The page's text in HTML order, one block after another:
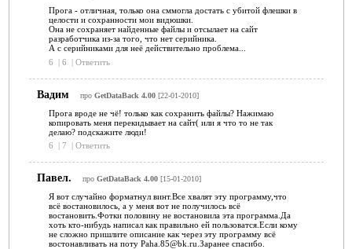
Прога - отличная, только она сммогла достать с убитой флешки в
целости и сохранности мои видюшки.
Она не сохраняет найденные файлы и отсылает на сайт
разработчика из-за того, что нет серийника.
А с серийниками для неё действительно проблема...
6
| 6 | Ответить
Вадим про GetDataBack 4.00[22-01-2010]
Прога вроде не чё! только как сохранить файлы? Нажимаю
копировать меня перекидывает на сайт( или я что то не так
делаю? подскажите люди!
6
| 7 | Ответить
Павел. про GetDataBack 4.00[15-01-2010]
Я вот случайно форматнул винт.Все хвалят эту программу,что
всё востановилось, а у меня вот не получилось всё
востановить.Фотки половину не востановила эта программа.Да
хоть кто-нибудь написал как правильно ей пользоватся.Если кому
не сложно пришлите описание как через эту программу всё
востонавливать на поту Paha.85@bk.ru.Заранее спасибо.